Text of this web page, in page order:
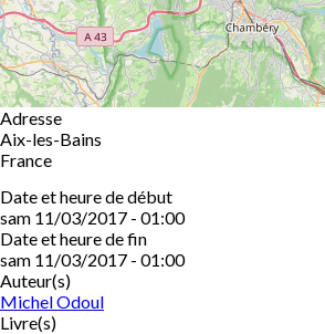
Adresse
Aix-les-Bains
France
Date et heure de début
sam 11/03/2017 - 01:00
Date et heure de fin
sam 11/03/2017 - 01:00
Auteur(s)
Michel Odoul
Livre(s)